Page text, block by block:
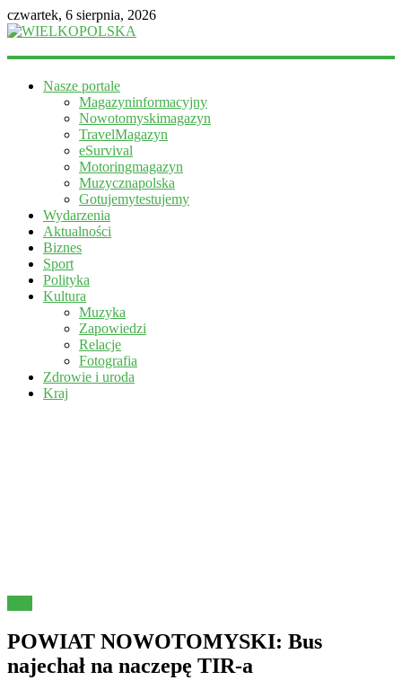
czwartek, 6 sierpnia, 2026
WIELKOPOLSKA
informacyjny
Nasze portale
Magazyninformacyjny
Nowotomyskimagazyn
TravelMagazyn
eSurvival
Motoringmagazyn
Muzycznapolska
Gotujemytestujemy
Wydarzenia
Aktualności
Biznes
Sport
Polityka
Kultura
Muzyka
Zapowiedzi
Relacje
Fotografia
Zdrowie i uroda
Kraj
POWIAT NOWOTOMYSKI: Bus
najechał na naczepę TIR-a